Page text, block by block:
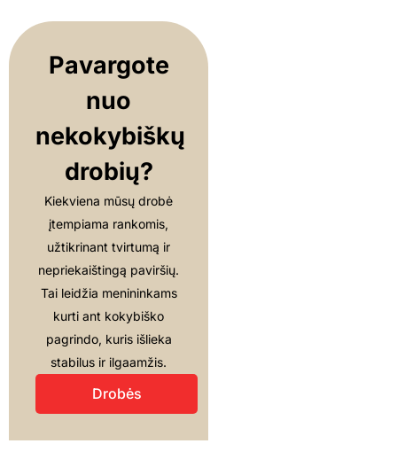
Pavargote
nuo
nekokybiškų
drobių?
Kiekviena mūsų drobė
įtempiama rankomis,
užtikrinant tvirtumą ir
nepriekaištingą paviršių.
Tai leidžia menininkams
kurti ant kokybiško
pagrindo, kuris išlieka
stabilus ir ilgaamžis.
Drobės